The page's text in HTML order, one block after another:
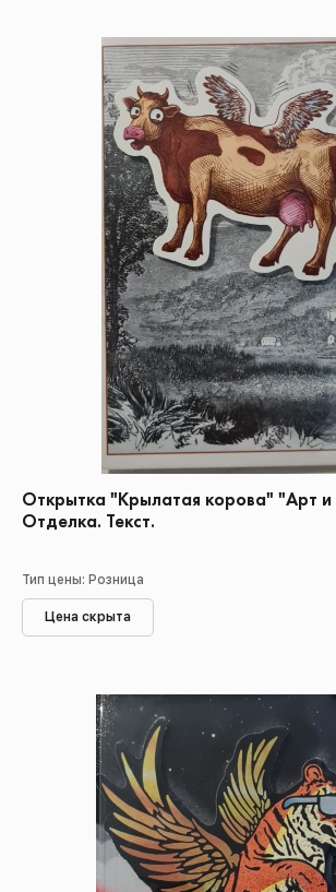
Открытка "Крылатая корова" "Арт
Отделка. Текст.
Тип цены: Розница
Цена скрыта